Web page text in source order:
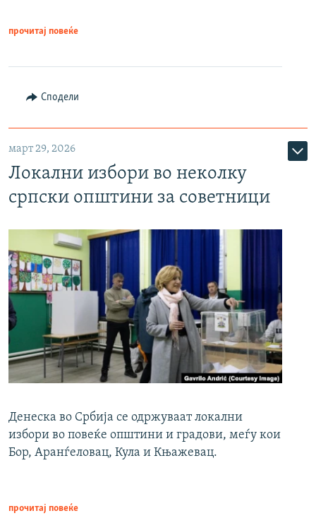
прочитај повеќе
Сподели
март 29, 2026
Локални избори во неколку
српски општини за советници
Денеска во Србија се одржуваат локални
избори во повеќе општини и градови, меѓу кои
Бор, Аранѓеловац, Кула и Књажевац.
прочитај повеќе